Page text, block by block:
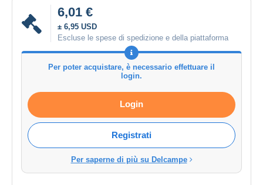
6,01 €
± 6,95 USD
Escluse le spese di spedizione e della piattaforma
Per poter acquistare, è necessario effettuare il
login.
Login
Registrati
Per saperne di più su Delcampe